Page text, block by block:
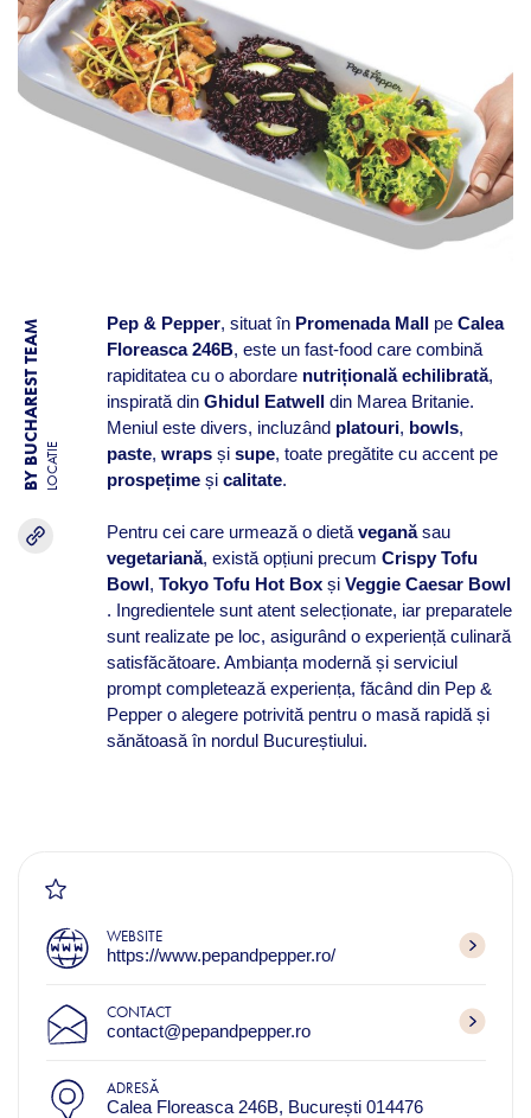
BY BUCHAREST TEAM LOCATIE
Pep & Pepper, situat în Promenada Mallpe Calea
Floreasca 246B, este un fast-food care combină
rapiditatea cu o abordare nutrițională echilibrată,
inspirată din Ghidul Eatwelldin Marea Britanie.
Meniul este divers, incluzând platouri, bowls,
paste, wrapsși supe, toate pregătite cu accent pe
prospețimeși calitate.
Pentru cei care urmează o dietă veganăsau
vegetariană, există opțiuni precum Crispy Tofu
Bowl, Tokyo Tofu Hot Boxși Veggie Caesar Bowl
. Ingredientele sunt atent selecționate, iar preparatele
sunt realizate pe loc, asigurând o experiență culinară
satisfăcătoare. Ambianța modernă și serviciul
prompt completează experiența, făcând din Pep &
Pepper o alegere potrivită pentru o masă rapidă și
sănătoasă în nordul Bucureștiului.
WEBSITE
https://www.pepandpepper.ro/
CONTACT
contact@pepandpepper.ro
ADRESĂ
Calea Floreasca 246B, București 014476